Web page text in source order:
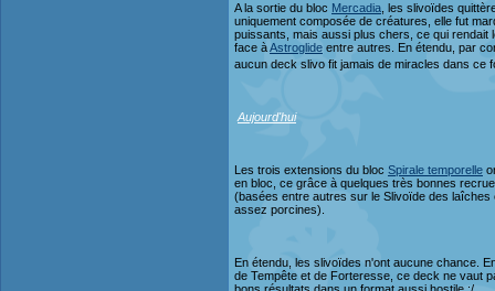
A la sortie du bloc Mercadia , les slivoïdes
uniquement composée de créatures, elle fut
puissants, mais aussi plus chers, ce qui rendait
face àAstroglide entre autres. En étendu, par
aucun deck slivo fit jamais de miracles dans ce
Aujourd'hui
Les trois extensions du bloc Spirale temporelle
en bloc, ce grâce à quelques très bonnes
(basées entre autres sur le Slivoïde des
assez porcines).
En étendu, les slivoïdes n'ont aucune chance.
de Tempête et de Forteresse, ce deck ne vaut